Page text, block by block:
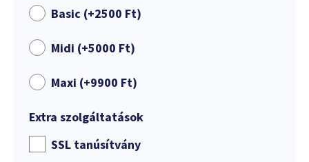
Basic (+2500 Ft)
Midi (+5000 Ft)
Maxi (+9900 Ft)
Extra szolgáltatások
SSL tanúsítvány